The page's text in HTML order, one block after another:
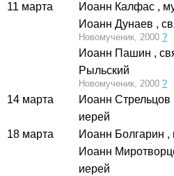
11 марта
Иоанн Калфас ,
Иоанн Дунаев ,
Новомученик, 2000 ?
Иоанн Пашин ,
Рыльский
Новомученик, 2000 ?
14 марта Иоанн Стрельцов
иерей
18 марта
Иоанн Болгарин ,
Иоанн
иерей